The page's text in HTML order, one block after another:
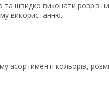
швидко виконати розріз
використанню.
асортименті кольорів,